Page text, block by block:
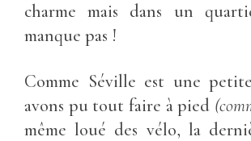
charme mais dans un
manque pas !
Comme Séville est une
avons pu tout faire à pied
même loué des vélo, la